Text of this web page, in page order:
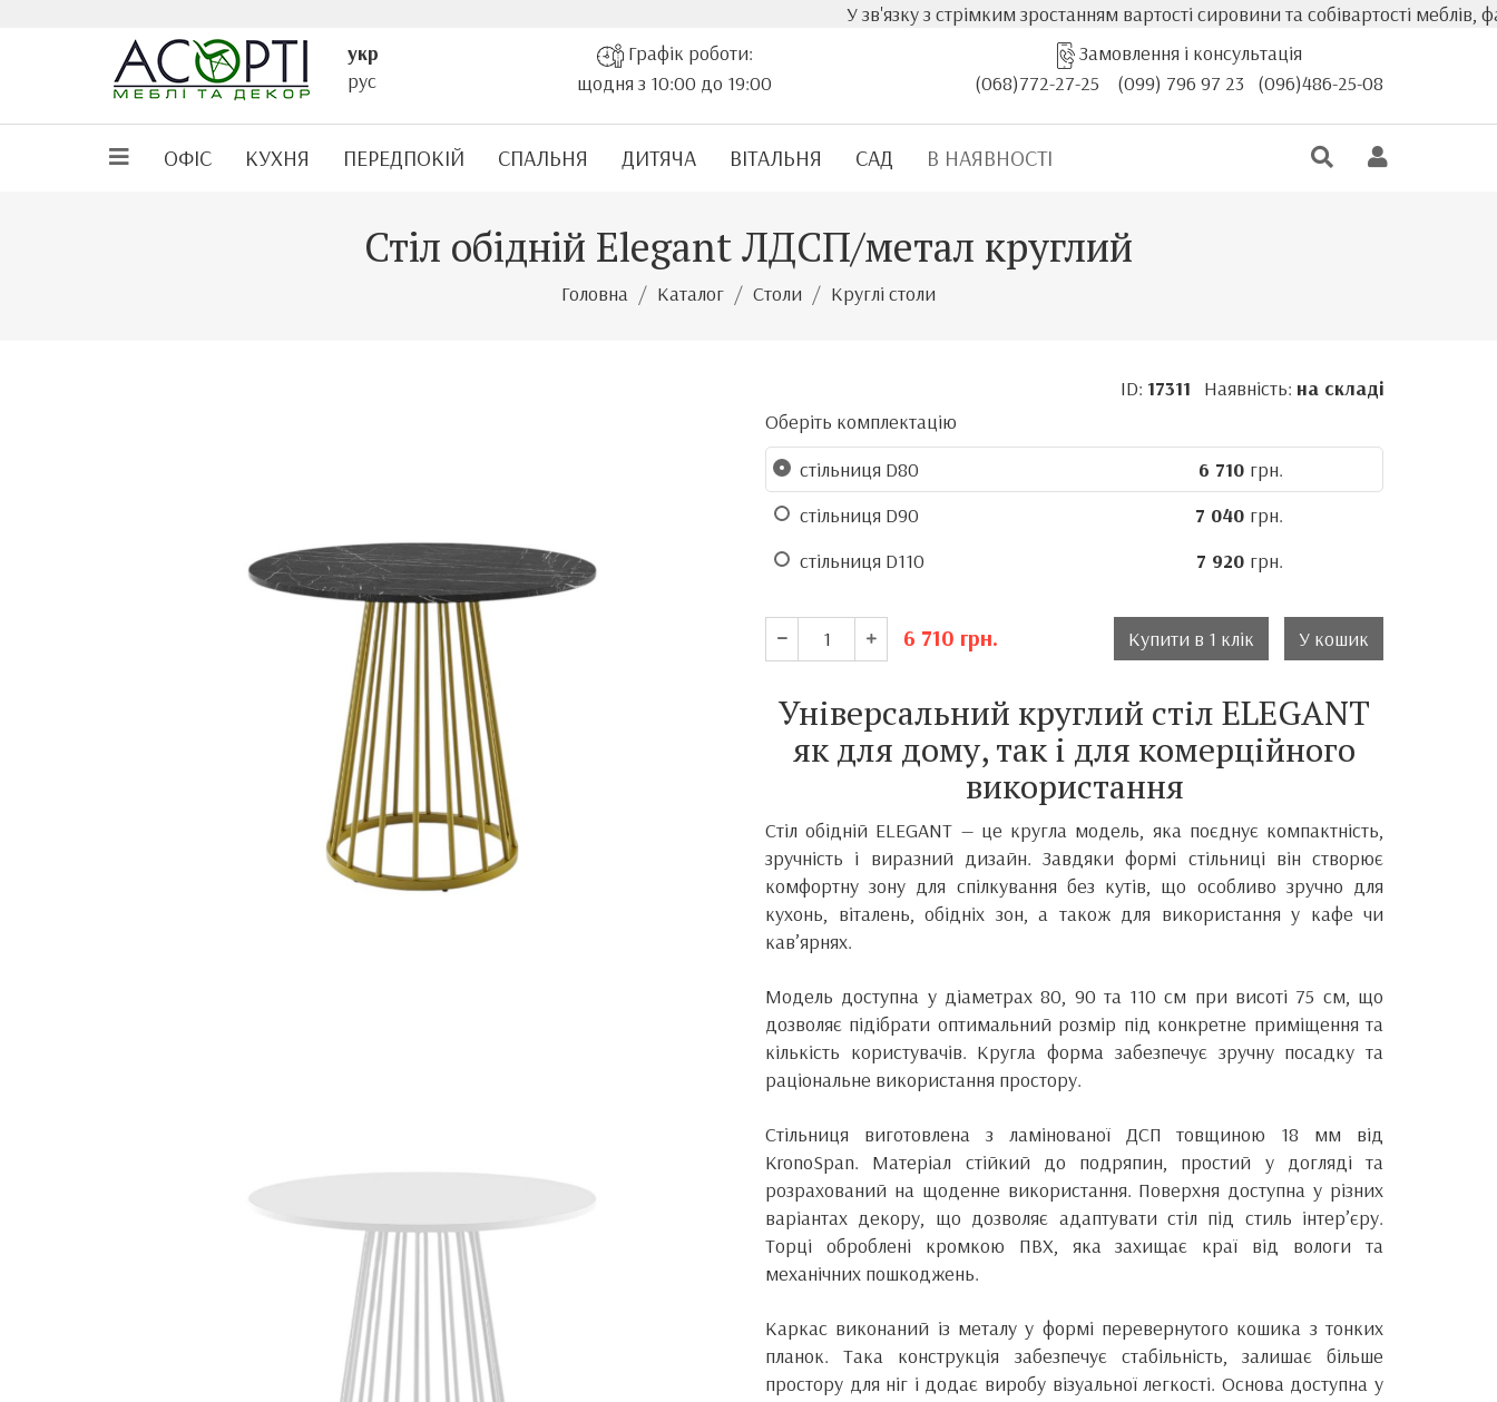
У зв'язку з стрімким зростанням вартості сировини та собівартості меблів,
укр
рус
Графік роботи:
щодня з 10:00 до 19:00
Замовлення і консультація
(068)772-27-25
(099) 796 97 23 (096)486-25-08
ОФІС КУХНЯ ПЕРЕДПОКІЙ СПАЛЬНЯ ДИТЯЧА ВІТАЛЬНЯ САД В НАЯВНОСТІ
Стіл обідній Elegant ЛДСП/метал круглий
Головна Каталог Столи Круглі столи
ID: 17311 Наявність: на складі
Оберіть комплектацію
стільниця D80
6 710 грн.
стільниця D90
7 040 грн.
стільниця D110
7 920 грн.
6 710 грн. Купити в 1 клік У кошик
Універсальний круглий стіл ELEGANT
як для дому, так і для комерційного
використання
Стіл обідній ELEGANT — це кругла модель, яка поєднує компактність,
зручність і виразний дизайн. Завдяки формі стільниці він створює
комфортну зону для спілкування без кутів, що особливо зручно для
кухонь, віталень, обідніх зон, а також для використання у кафе чи
кав’ярнях.
Модель доступна у діаметрах 80, 90 та 110 см при висоті 75 см, що
дозволяє підібрати оптимальний розмір під конкретне приміщення та
кількість користувачів. Кругла форма забезпечує зручну посадку та
раціональне використання простору.
Стільниця виготовлена з ламінованої ДСП товщиною 18 мм від
KronoSpan. Матеріал стійкий до подряпин, простий у догляді та
розрахований на щоденне використання. Поверхня доступна у різних
варіантах декору, що дозволяє адаптувати стіл під стиль інтер’єру.
Торці оброблені кромкою ПВХ, яка захищає краї від вологи та
механічних пошкоджень.
Каркас виконаний із металу у формі перевернутого кошика з тонких
планок. Така конструкція забезпечує стабільність, залишає більше
простору для ніг і додає виробу візуальної легкості. Основа доступна у